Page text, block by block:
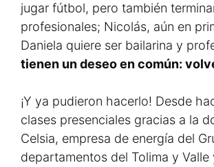
jugar fútbol, pero también
profesionales; Nicolás, aún en
Daniela quiere ser bailarina y
tienen un deseo en común:
¡Y ya pudieron hacerlo! Desde
clases presenciales gracias a la
Celsia, empresa de energía del
departamentos del Tolima y